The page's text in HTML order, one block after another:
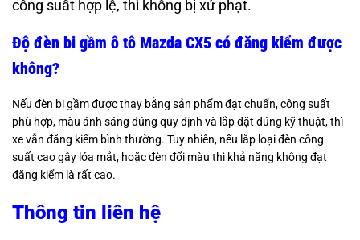
công suất hợp lệ, thì không bị xử phạt.
Độ đèn bi gầm ô tô Mazda CX5 có đăng kiểm được
không?
Nếu đèn bi gầm được thay bằng sản phẩm đạt chuẩn, công suất
phù hợp, màu ánh sáng đúng quy định và lắp đặt đúng kỹ thuật, thì
xe vẫn đăng kiểm bình thường. Tuy nhiên, nếu lắp loại đèn công
suất cao gây lóa mắt, hoặc đèn đổi màu thì khả năng không đạt
đăng kiểm là rất cao.
Thông tin liên hệ